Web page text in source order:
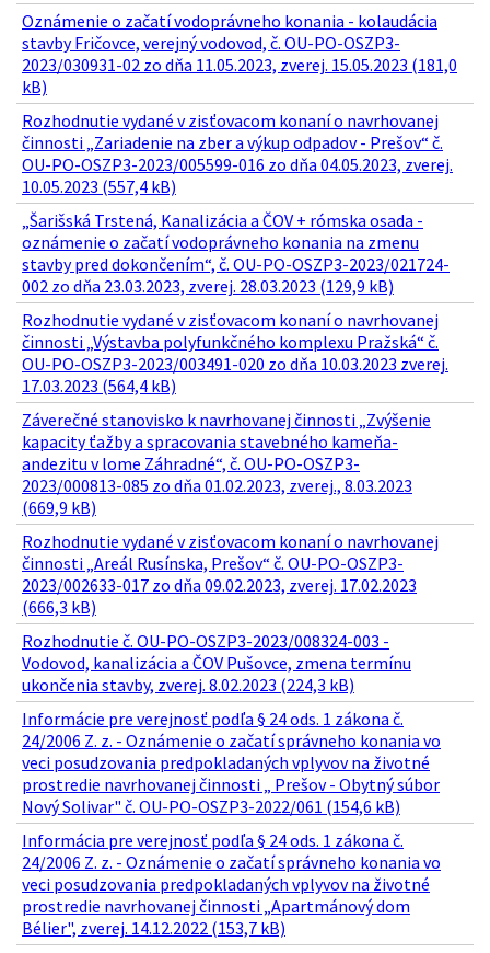
Oznámenie o začatí vodoprávneho konania - kolaudácia
stavby Fričovce, verejný vodovod, č. OU-PO-OSZP3-
2023/030931-02 zo dňa 11.05.2023, zverej. 15.05.2023 (181,0
kB)
Rozhodnutie vydané v zisťovacom konaní o navrhovanej
činnosti „Zariadenie na zber a výkup odpadov - Prešov“ č.
OU-PO-OSZP3-2023/005599-016 zo dňa 04.05.2023, zverej.
10.05.2023 (557,4 kB)
„Šarišská Trstená, Kanalizácia a ČOV + rómska osada -
oznámenie o začatí vodoprávneho konania na zmenu
stavby pred dokončením“, č. OU-PO-OSZP3-2023/021724-
002 zo dňa 23.03.2023, zverej. 28.03.2023 (129,9 kB)
Rozhodnutie vydané v zisťovacom konaní o navrhovanej
činnosti „Výstavba polyfunkčného komplexu Pražská“ č.
OU-PO-OSZP3-2023/003491-020 zo dňa 10.03.2023 zverej.
17.03.2023 (564,4 kB)
Záverečné stanovisko k navrhovanej činnosti „Zvýšenie
kapacity ťažby a spracovania stavebného kameňa-
andezitu v lome Záhradné“, č. OU-PO-OSZP3-
2023/000813-085 zo dňa 01.02.2023, zverej., 8.03.2023
(669,9 kB)
Rozhodnutie vydané v zisťovacom konaní o navrhovanej
činnosti „Areál Rusínska, Prešov“ č. OU-PO-OSZP3-
2023/002633-017 zo dňa 09.02.2023, zverej. 17.02.2023
(666,3 kB)
Rozhodnutie č. OU-PO-OSZP3-2023/008324-003 -
Vodovod, kanalizácia a ČOV Pušovce, zmena termínu
ukončenia stavby, zverej. 8.02.2023 (224,3 kB)
Informácie pre verejnosť podľa § 24 ods. 1 zákona č.
24/2006 Z. z. - Oznámenie o začatí správneho konania vo
veci posudzovania predpokladaných vplyvov na životné
prostredie navrhovanej činnosti „ Prešov - Obytný súbor
Nový Solivar" č. OU-PO-OSZP3-2022/061 (154,6 kB)
Informácia pre verejnosť podľa § 24 ods. 1 zákona č.
24/2006 Z. z. - Oznámenie o začatí správneho konania vo
veci posudzovania predpokladaných vplyvov na životné
prostredie navrhovanej činnosti „Apartmánový dom
Bélier", zverej. 14.12.2022 (153,7 kB)